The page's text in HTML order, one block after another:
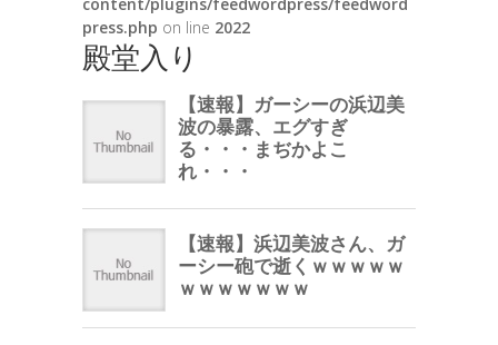
press.php on line 2022
殿堂入り